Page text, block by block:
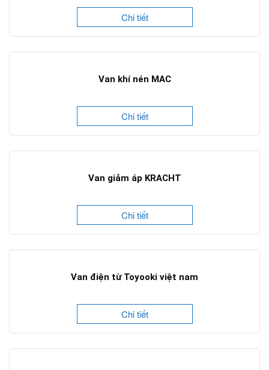
Chi tiết
Van khí nén MAC
Chi tiết
Van giảm áp KRACHT
Chi tiết
Van điện từ Toyooki việt nam
Chi tiết